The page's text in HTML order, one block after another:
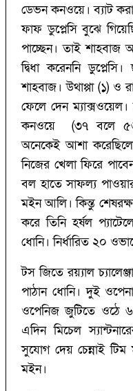
ডেভন কনওয়ে। ব্যাট
ফাফ ডুপ্লেসি বুঝে
পাচ্ছেন। তাই
দ্বিধা করেননি
শাহবাজ। উথাপ্পা (১) ও
ফেলে দেন
কনওয়ে (৩৭ বলে
অনেকেই আশা
নিজের খেলা ফিরে
বল হাতে সাফল্য
মইন আলি। কিন্তু
করে তিনি হর্ষল
ধোনি। নির্ধারিত ২০
টস জিতে রয়্যাল
পাঠান ধোনি। দুই
ওপেনিজ জুটিতে ওঠে
এদিন মিচেল
সুযোগ দেয় চেন্নাই টিম
মইন।